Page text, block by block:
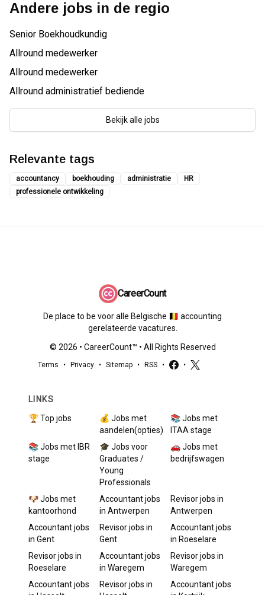
Andere jobs in de regio
Senior Boekhoudkundig
Allround medewerker
Allround medewerker
Allround administratief bediende
Bekijk alle jobs
Relevante tags
accountancy boekhouding administratie
HR
professionele ontwikkeling
CareerCount
De place to be voor alle Belgische 🇧🇪 accounting
gerelateerde vacatures.
© 2026 • CareerCount™ • All Rights Reserved
Terms • Privacy • Sitemap • RSS • •
LINKS
🏆 Top jobs
💰 Jobs met
aandelen(opties)
📚 Jobs met
ITAA stage
📚 Jobs met IBR
stage
🎓 Jobs voor
Graduates /
Young
Professionals
🚗 Jobs met
bedrijfswagen
🐶 Jobs met
kantoorhond
Accountantjobs
in Antwerpen
Revisorjobs in
Antwerpen
Accountantjobs
in Gent
Revisorjobs in
Gent
Accountantjobs
in Roeselare
Revisorjobs in
Roeselare
Accountantjobs
in Waregem
Revisorjobs in
Waregem
Accountantjobs
Revisorjobs in
Accountantjobs